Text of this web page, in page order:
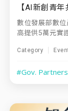
【AI新創青
數位發展部數
高提供5萬元實
Category
#Gov. Partners